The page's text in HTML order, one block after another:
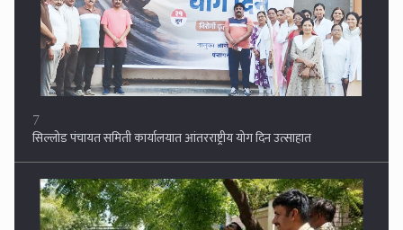
सिल्लोड पंचायत समिती कार्यालयात आंतरराष्ट्रीय योग दिन उत्साहात